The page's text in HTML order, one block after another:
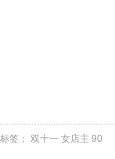
标签： 双十一 女店主 90